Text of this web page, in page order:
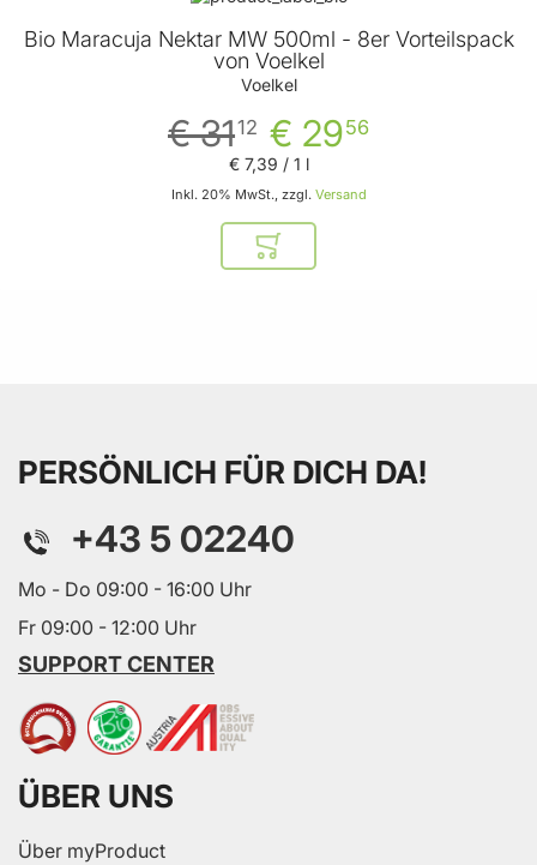
Bio Maracuja Nektar MW 500ml - 8er Vorteilspack
von Voelkel
Voelkel
€ 2956
€ 3112
Inkl. 20% MwSt., zzgl. Versand
€ 7,39 / 1 l
In den Warenkorb
PERSÖNLICH FÜR DICH DA!
+43 5 02240
Mo - Do 09:00 - 16:00 Uhr
Fr 09:00 - 12:00 Uhr
SUPPORT CENTER
ÜBER UNS
Über myProduct